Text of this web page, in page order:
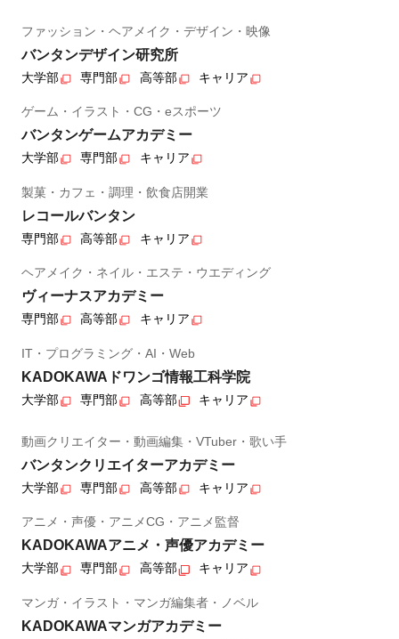
ファッション・ヘアメイク・デザイン・映像
バンタンデザイン研究所
大学部 専門部 高等部 キャリア
ゲーム・イラスト・CG・eスポーツ
バンタンゲームアカデミー
大学部 専門部 キャリア
製菓・カフェ・調理・飲食店開業
レコールバンタン
専門部 高等部 キャリア
ヘアメイク・ネイル・エステ・ウエディング
ヴィーナスアカデミー
専門部 高等部 キャリア
IT・プログラミング・AI・Web
KADOKAWAドワンゴ情報工科学院
大学部 専門部 高等部 キャリア
動画クリエイター・動画編集・VTuber・歌い手
バンタンクリエイターアカデミー
大学部 専門部 高等部 キャリア
アニメ・声優・アニメCG・アニメ監督
KADOKAWAアニメ・声優アカデミー
大学部 専門部 高等部 キャリア
マンガ・イラスト・マンガ編集者・ノベル
KADOKAWAマンガアカデミー